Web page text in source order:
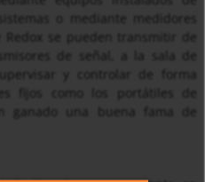
se pueden transmitir de
y controlar de forma
ganado una buena fama de